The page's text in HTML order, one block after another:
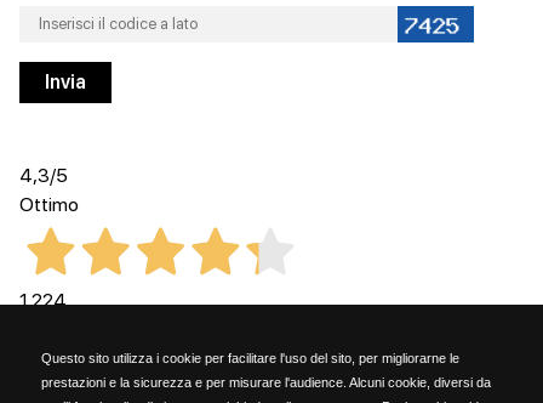
Questo sito utilizza i cookie per facilitare l'uso del sito, per migliorarne le
prestazioni e la sicurezza e per misurare l'audience. Alcuni cookie, diversi da
4,3/5
Ottimo
1.224